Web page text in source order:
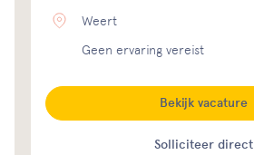
Weert
Geen ervaring vereist
Solliciteer direct
Bekijk vacature